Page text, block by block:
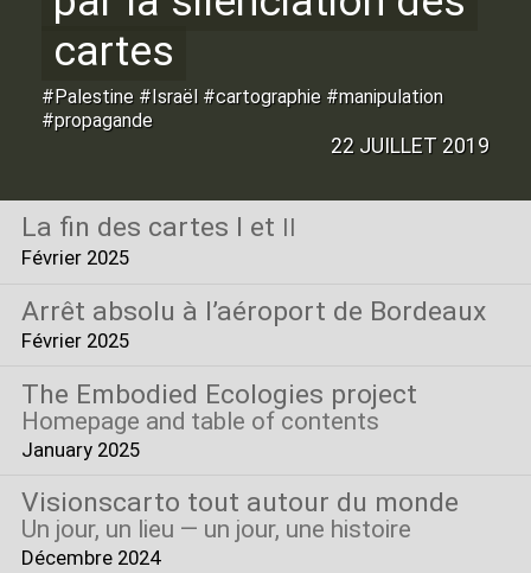
cartes
#Palestine #Israël #cartographie #manipulation
#propagande
22 JUILLET 2019
La fin des cartes I et
Février 2025
Arrêt absolu à l’aéroport de Bordeaux
Février 2025
The Embodied Ecologies project
Homepage and table of contents
January 2025
Visionscarto tout autour du monde
Un jour, un lieu — un jour, une histoire
Décembre 2024